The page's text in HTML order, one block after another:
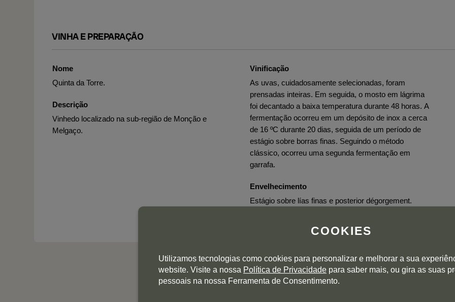
VINHA E PREPARAÇÃO
Nome
Quinta da Torre.
Descrição
Vinhedo localizado na sub-região de Monção e
Melgaço.
Vinificação
As uvas, cuidadosamente selecionadas, foram
prensadas inteiras. Em seguida, o mosto em lágrima
foi decantado a baixa temperatura durante 48 horas. A
fermentação ocorreu em um depósito de inox a cerca
de 16 ºC durante 20 dias, seguida de um período de
estágio sobre borras finas. Seguindo o método
clássico, ocorreu uma segunda fermentação em
garrafa.
Envelhecimento
Estágio sobre lías finas e posterior dégorgement.
COOKIES
Utilizamos tecnologias como cookies para personalizar e melhorar a sua
website. Visite a nossa Política de Privacidade para saber mais, ou gira as suas
pessoais na nossa Ferramenta de Consentimento.